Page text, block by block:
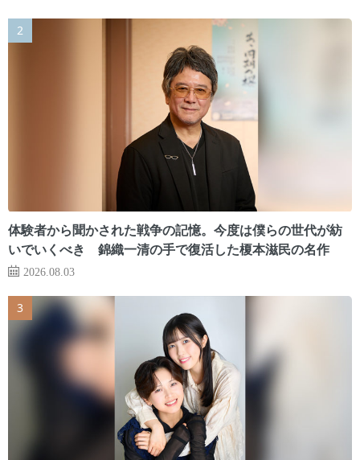
体験者から聞かされた戦争の記憶。今度は僕らの世代が紡
いでいくべき 錦織一清の手で復活した榎本滋民の名作
2026.08.03